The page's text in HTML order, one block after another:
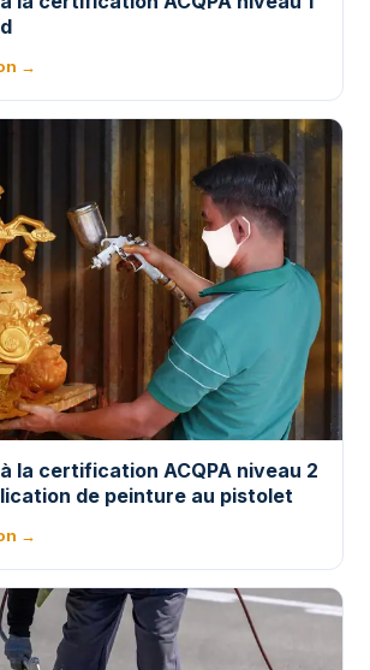
→
la certification ACQPA niveau 2
de peinture au pistolet
→